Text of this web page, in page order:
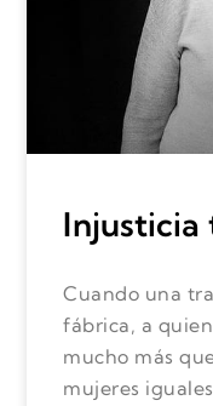
Injusticia
Cuando una
fábrica, a
mucho más
mujeres